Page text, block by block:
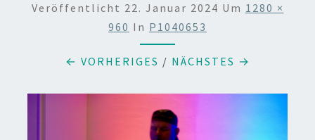
Veröffentlicht 22. Januar 2024 Um 1280 ×
960 In P1040653
← VORHERIGES / NÄCHSTES →